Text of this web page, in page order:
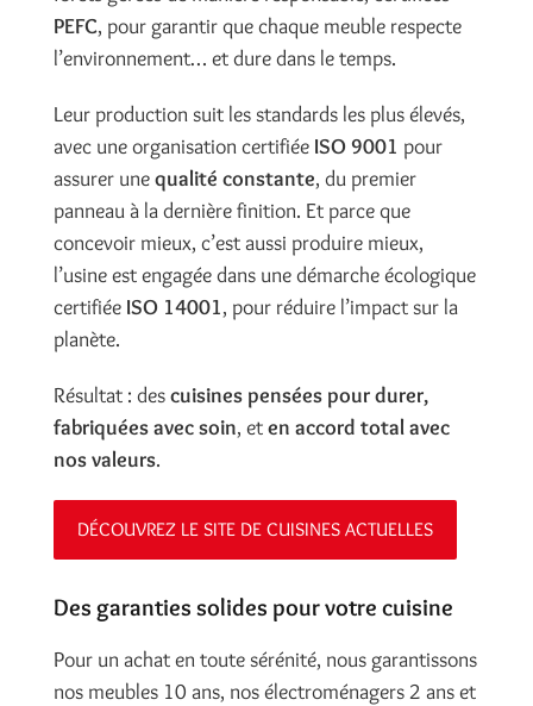
PEFC, pour garantir que chaque meuble respecte
l’environnement… et dure dans le temps.
Leur production suit les standards les plus élevés,
avec une organisation certifiée ISO 9001 pour
assurer unequalité constante, du premier
panneau à la dernière finition. Et parce que
concevoir mieux, c’est aussi produire mieux,
l’usine est engagée dans une démarche écologique
certifiée ISO 14001, pour réduire l’impact sur la
planète.
Résultat : descuisines pensées pour durer,
fabriquées avec soin, eten accord total avec
nos valeurs.
DÉCOUVREZ LE SITE DE CUISINES ACTUELLES
Des garanties solides pour votre cuisine
Pour un achat en toute sérénité, nous garantissons
nos meubles 10 ans, nos électroménagers 2 ans et